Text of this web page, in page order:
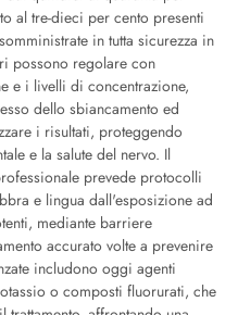
al tre-dieci per cento presenti
in tutta sicurezza in
possono regolare con
e i livelli di concentrazione,
dello sbiancamento ed
i risultati, proteggendo
e la salute del nervo. Il
prevede protocolli
e lingua dall'esposizione ad
mediante barriere
accurato volte a prevenire
includono oggi agenti
o composti fluorurati, che